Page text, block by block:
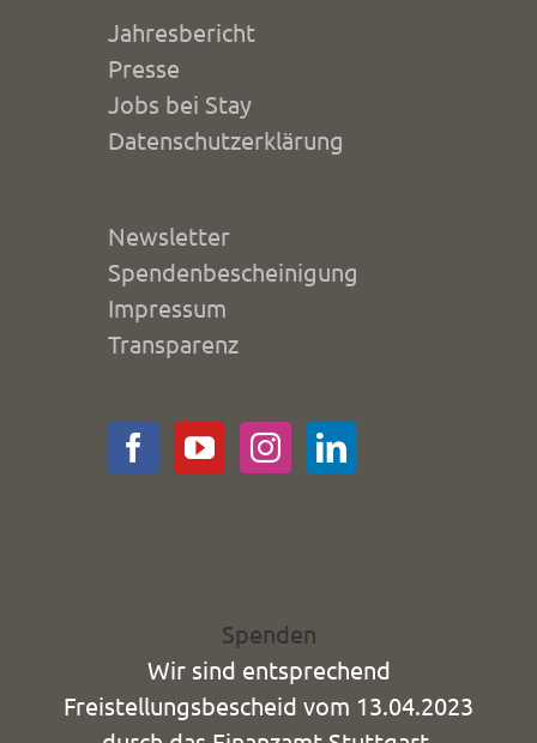
Jahresbericht
Presse
Jobs bei Stay
Datenschutzerklärung
Newsletter
Spendenbescheinigung
Impressum
Transparenz
Spenden
Wir sind entsprechend
Freistellungsbescheid vom 13.04.2023